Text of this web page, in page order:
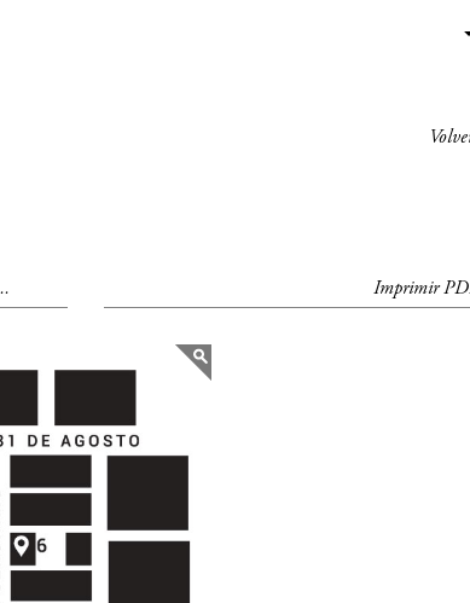
Imprimir